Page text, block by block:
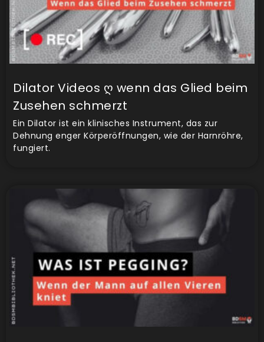
Dilator Videos ღ wenn das Glied beim
Zusehen schmerzt
Ein Dilator ist ein klinisches Instrument, das zur
Dehnung enger Körperöffnungen, wie der Harnröhre,
fungiert.